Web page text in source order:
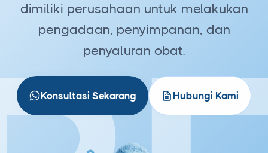
dimiliki perusahaan untuk melakukan
pengadaan, penyimpanan, dan
penyaluran obat.
Konsultasi Sekarang Hubungi Kami